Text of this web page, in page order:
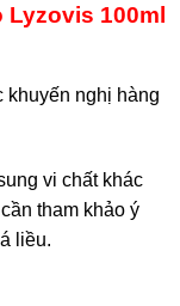
100ml
nghị hàng
vi chất khác
tham khảo ý
liều.